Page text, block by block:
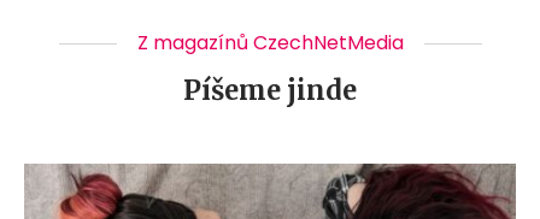
Z magazínů CzechNetMedia
Píšeme jinde